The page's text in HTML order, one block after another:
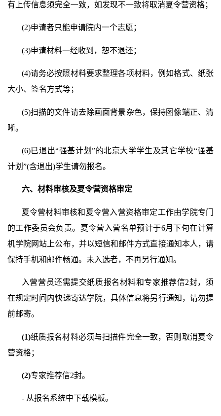
有上传信息须完全一致，如发现不一致将取消夏令营资格；
(2)申请者只能申请院内一个志愿；
(3)申请材料一经收到，恕不退还；
(4)请务必按照材料要求整理各项材料，例如格式、纸张
大小、签名方式等；
(5)扫描的文件请去除画面背景杂色，保持图像端正、清
晰。
(6)已退出“强基计划”的北京大学学生及其它学校“强基
计划”(含退出)学生请勿报名。
六、材料审核及夏令营资格审定
夏令营材料审核和夏令营入营资格审定工作由学院专门
的工作委员会负责。夏令营入营名单预计于6月下旬在计算
机学院网站上公布，并以短信和邮件方式直接通知本人，请
保持手机和邮件畅通。未入选者，不再另行通知。
入营营员还需提交纸质报名材料和专家推荐信2封，须
在规定时间内快递寄达学院，具体信息将另行通知，请勿提
前邮寄。
(1)纸质报名材料必须与扫描件完全一致，否则取消夏令
营资格；
(2)专家推荐信2封。
- 从报名系统中下载模板。